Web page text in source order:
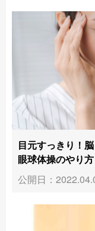
目元すっきり！
眼球体操のやり方
公開日：